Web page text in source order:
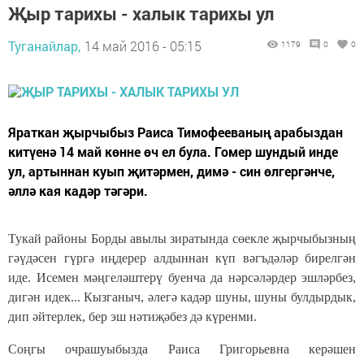
Җыр тарихы - халык тарихы ул
Туганайлар, 14 май 2016 - 05:15 1179 0 0
Яраткан җырчыбыз Раиса Тимофееваның арабыздан
китүенә 14 май көнне өч ел була. Гомер шундый инде
ул, артыннан куып җитәрмен, димә - син өлгергәнче,
әллә кая кадәр тәгәри.
Тукай районы Борды авылы зиратында сөекле җырчыбызның
гәүдәсен гүргә иңдерер алдыннан күп вәгъдәләр бирелгән
иде. Исемен мәңгеләштерү буенча да нәрсәләрдер эшләрбез,
дигән идек... Кызганыч, әлегә кадәр шуны, шуны булдырдык,
дип әйтерлек, бер эш нәтиҗәбез дә күренми.
Соңгы очрашуыбызда Раиса Григорьевна керәшен